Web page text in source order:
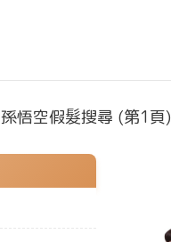
孫悟空假髮搜尋 (第1頁)